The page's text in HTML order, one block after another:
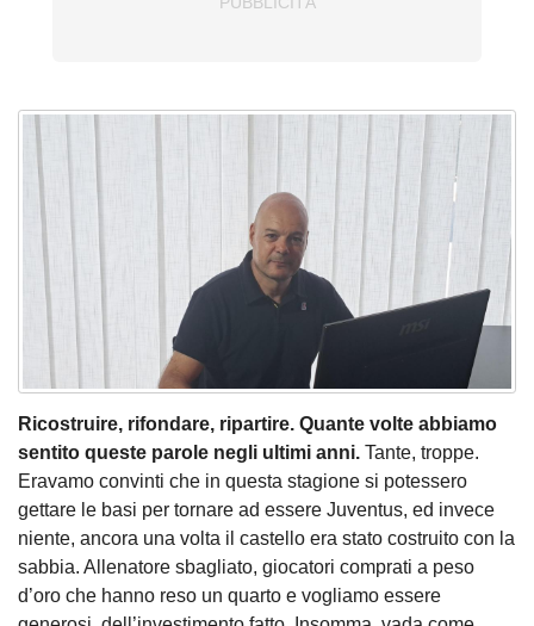
Ricostruire, rifondare, ripartire. Quante volte abbiamo
sentito queste parole negli ultimi anni. Tante, troppe.
Eravamo convinti che in questa stagione si potessero
gettare le basi per tornare ad essere Juventus, ed invece
niente, ancora una volta il castello era stato costruito con la
sabbia. Allenatore sbagliato, giocatori comprati a peso
d’oro che hanno reso un quarto e vogliamo essere